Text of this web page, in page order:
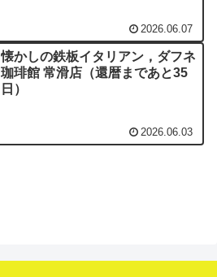
2026.06.07
懐かしの鉄板イタリアン，ダフネ
珈琲館 常滑店（還暦まであと35
日）
2026.06.03